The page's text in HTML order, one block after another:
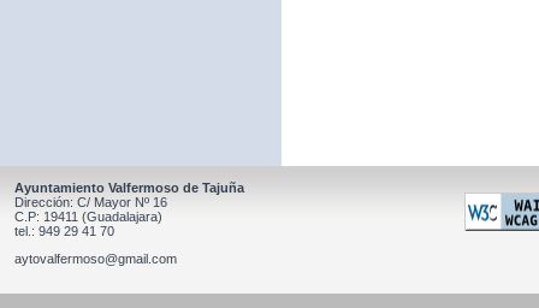
Ayuntamiento Valfermoso de Tajuña
Dirección: C/ Mayor Nº 16
C.P: 19411 (Guadalajara)
tel.: 949 29 41 70
aytovalfermoso@gmail.com